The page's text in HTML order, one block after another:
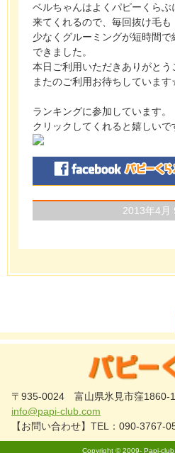
ベルちゃんはよくパピーくらぶ
来てくれるので、毎回抜け毛も
少なくグルーミングが短時間で
できました。
本日ご利用いただきありがとう
またのご利用お待ちしていま
ランキングに参加しています。
クリックしてくれると嬉しい
2013年4月
〒935-0024 富山県氷見市窪
info@papi-club.com
【お問い合わせ】TEL：090-3767-
Copyright © 2009- Papi-club